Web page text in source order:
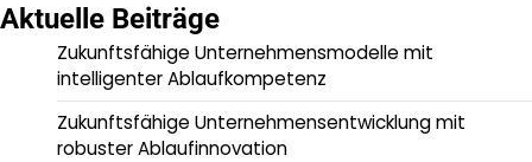
Aktuelle Beiträge
Zukunftsfähige Unternehmensmodelle mit
intelligenter Ablaufkompetenz
Zukunftsfähige Unternehmensentwicklung mit
robuster Ablaufinnovation